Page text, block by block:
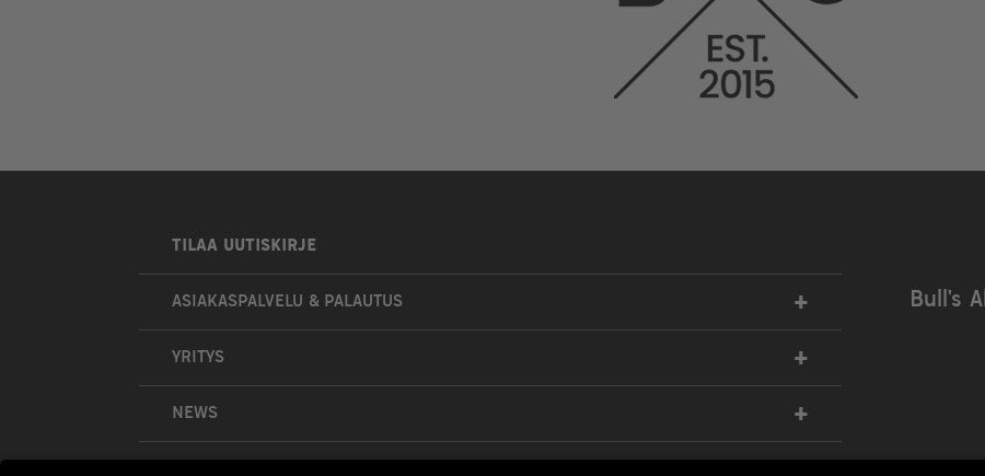
TILAA UUTISKIRJE
ASIAKASPALVELU & PALAUTUS +
YRITYS +
NEWS +
Bull’s